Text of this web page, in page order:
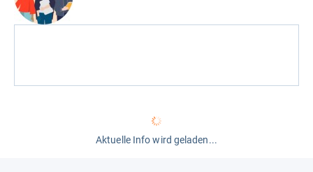
Aktuelle Info wird geladen...